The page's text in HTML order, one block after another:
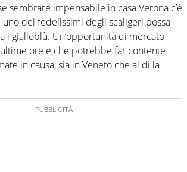
sembrare impensabile in casa Verona c’è
dei fedelissimi degli scaligeri possa
i gialloblù. Un’opportunità di mercato
ore e che potrebbe far contente
in causa, sia in Veneto che al di là